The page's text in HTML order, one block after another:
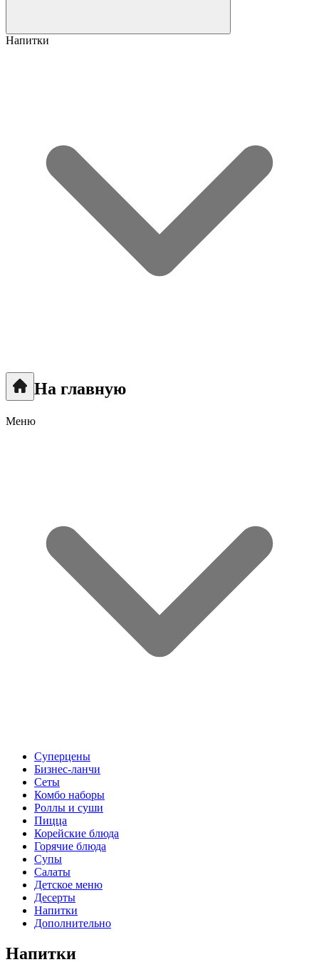
Напитки
На главную
Меню
Суперцены
Бизнес-ланчи
Сеты
Комбо наборы
Роллы и суши
Пицца
Корейские блюда
Горячие блюда
Супы
Салаты
Детское меню
Десерты
Напитки
Дополнительно
Напитки